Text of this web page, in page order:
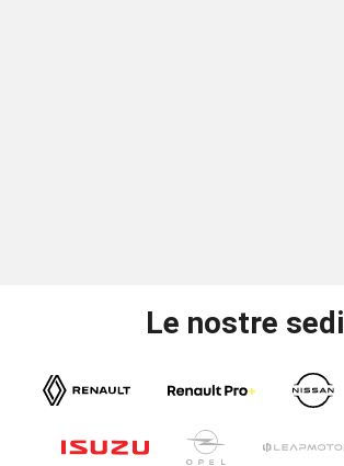
Le nostre sedi